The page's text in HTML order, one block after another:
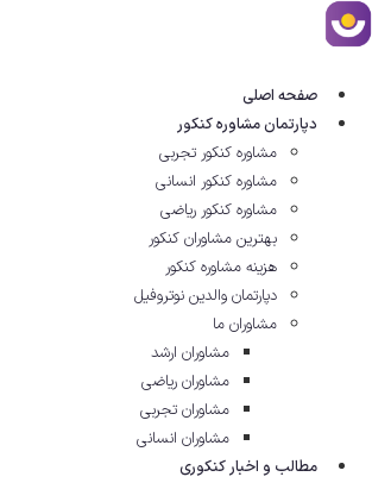
پرش
به
صفحه اصلی
دپارتمان مشاوره کنکور
مشاوره کنکور تجربی
مشاوره کنکور انسانی
مشاوره کنکور ریاضی
بهترین مشاوران کنکور
هزینه مشاوره کنکور
دپارتمان والدین نوتروفیل
مشاوران ما
مشاوران ارشد
مشاوران ریاضی
مشاوران تجربی
مشاوران انسانی
مطالب و اخبار کنکوری